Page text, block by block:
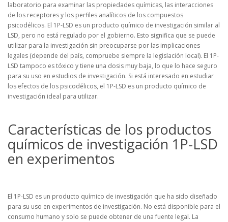
laboratorio para examinar las propiedades químicas, las interacciones
de los receptores y los perfiles analíticos de los compuestos
psicodélicos. El 1P-LSD es un producto químico de investigación similar al
LSD, pero no está regulado por el gobierno. Esto significa que se puede
utilizar para la investigación sin preocuparse por las implicaciones
legales (depende del país, compruebe siempre la legislación local). El 1P-
LSD tampoco es tóxico y tiene una dosis muy baja, lo que lo hace seguro
para su uso en estudios de investigación. Si está interesado en estudiar
los efectos de los psicodélicos, el 1P-LSD es un producto químico de
investigación ideal para utilizar.
Características de los productos
químicos de investigación 1P-LSD
en experimentos
El 1P-LSD es un producto químico de investigación que ha sido diseñado
para su uso en experimentos de investigación. No está disponible para el
consumo humano y solo se puede obtener de una fuente legal. La